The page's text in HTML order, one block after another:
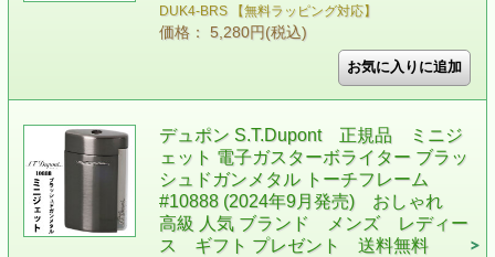
DUK4-BRS 【無料ラッピング対応】
価格： 5,280円(税込)
デュポン S.T.Dupont 正規品 ミニジ
ェット 電子ガスターボライター ブラッ
シュドガンメタル トーチフレーム
#10888 (2024年9月発売) おしゃれ
高級 人気 ブランド メンズ レディー
ス ギフト プレゼント 送料無料